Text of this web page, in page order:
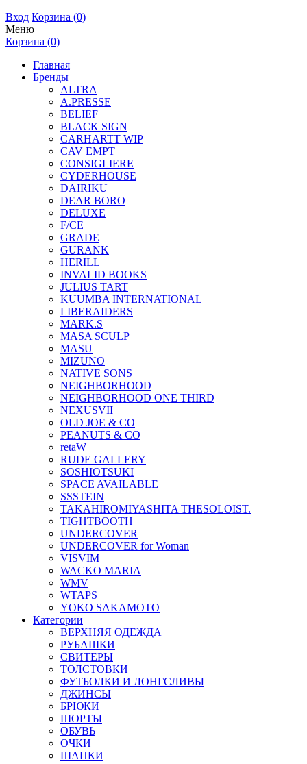
Вход Корзина (0)
Меню
Корзина (0)
Главная
Бренды
ALTRA
A.PRESSE
BELIEF
BLACK SIGN
CARHARTT WIP
CAV EMPT
CONSIGLIERE
CYDERHOUSE
DAIRIKU
DEAR BORO
DELUXE
F/CE
GRADE
GURANK
HERILL
INVALID BOOKS
JULIUS TART
KUUMBA INTERNATIONAL
LIBERAIDERS
MARK.S
MASA SCULP
MASU
MIZUNO
NATIVE SONS
NEIGHBORHOOD
NEIGHBORHOOD ONE THIRD
NEXUSVII
OLD JOE & CO
PEANUTS & CO
retaW
RUDE GALLERY
SOSHIOTSUKI
SPACE AVAILABLE
SSSTEIN
TAKAHIROMIYASHITA THESOLOIST.
TIGHTBOOTH
UNDERCOVER
UNDERCOVER for Woman
VISVIM
WACKO MARIA
WMV
WTAPS
YOKO SAKAMOTO
Категории
ВЕРХНЯЯ ОДЕЖДА
РУБАШКИ
СВИТЕРЫ
ТОЛСТОВКИ
ФУТБОЛКИ И ЛОНГСЛИВЫ
ДЖИНСЫ
БРЮКИ
ШОРТЫ
ОБУВЬ
ОЧКИ
ШАПКИ